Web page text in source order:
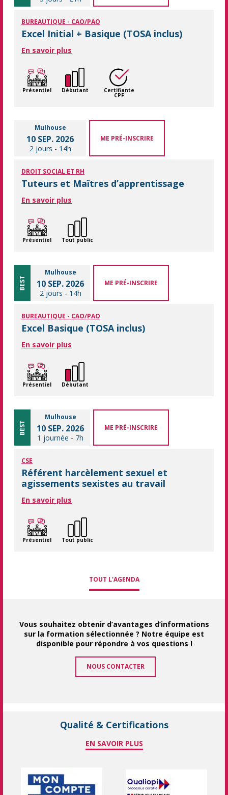
BUREAUTIQUE - CAO/PAO
Excel Initial + Basique (TOSA inclus)
En savoir plus
Présentiel Débutant Certifiante
CPF
Mulhouse
10 SEP. 2026
2 jours - 14h
ME PRÉ-INSCRIRE
DROIT SOCIAL ET RH
Tuteurs et Maîtres d’apprentissage
En savoir plus
Présentiel Tout public
BEST
Mulhouse
10 SEP. 2026
2 jours - 14h
ME PRÉ-INSCRIRE
BUREAUTIQUE - CAO/PAO
Excel Basique (TOSA inclus)
En savoir plus
Présentiel Débutant
BEST
Mulhouse
10 SEP. 2026
1 journée - 7h
ME PRÉ-INSCRIRE
CSE
Référent harcèlement sexuel et
agissements sexistes au travail
En savoir plus
Présentiel Tout public
TOUT L'AGENDA
Vous souhaitez obtenir d’avantages d’informations
sur la formation sélectionnée ? Notre équipe est
disponible pour répondre à vos questions !
NOUS CONTACTER
Qualité & Certifications
EN SAVOIR PLUS